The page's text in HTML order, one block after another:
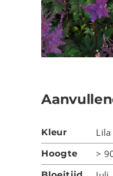
Kleur Lila
Hoogte >